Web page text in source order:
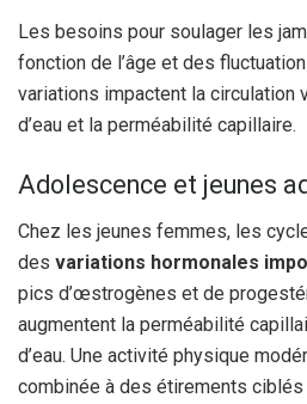
Les besoins pour soulager les
fonction de l’âge et des
variations impactent la circulation
d’eau et la perméabilité capillaire.
Adolescence et jeunes
Chez les jeunes femmes, les
des variations hormonales
pics d’œstrogènes et de
augmentent la perméabilité
d’eau. Une activité physique
combinée à des étirements